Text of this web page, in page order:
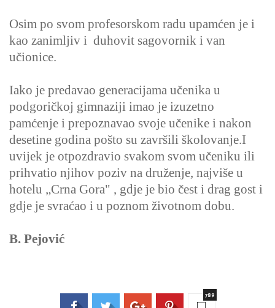
Osim po svom profesorskom radu upamćen je i
kao zanimljiv i duhovit sagovornik i van
učionice.
Iako je predavao generacijama učenika u
podgoričkoj gimnaziji imao je izuzetno
pamćenje i prepoznavao svoje učenike i nakon
desetine godina pošto su završili školovanje.I
uvijek je otpozdravio svakom svom učeniku ili
prihvatio njihov poziv na druženje, najviše u
hotelu „Crna Gora" , gdje je bio čest i drag gost i
gdje je svraćao i u poznom životnom dobu.
B. Pejović
789